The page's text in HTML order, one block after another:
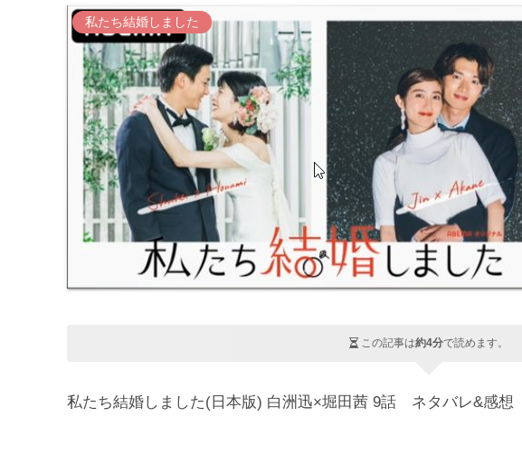
私たち結婚しました
この記事は約4分で読めます。
私たち結婚しました(日本版) 白洲迅×堀田茜 9話 ネタバレ&感想